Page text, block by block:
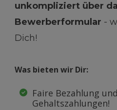
unkompliziert über
Bewerberformular -
Dich!
Was bieten wir Dir:
Faire Bezahlung
Gehaltszahlungen!